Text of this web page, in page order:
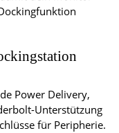
Power Delivery,
Unterstützung
für Peripherie.